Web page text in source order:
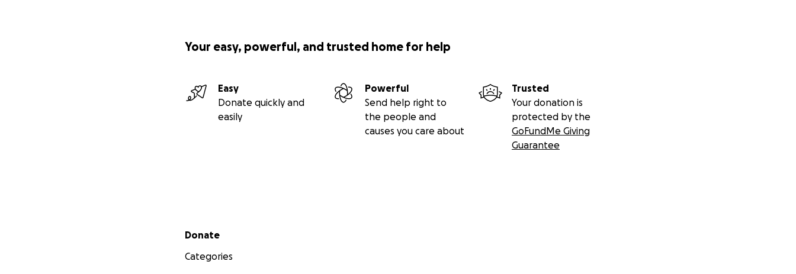
Your easy, powerful, and trusted home for help
Easy
Donate quickly and
easily
Powerful
Send help right to
the people and
causes you care about
Trusted
Your donation is
protected by the
GoFundMe Giving
Guarantee
Secondary menu
Donate
Categories